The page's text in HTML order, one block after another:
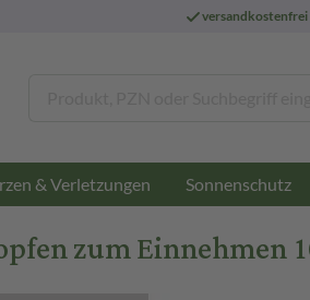
versandkostenfrei
& Verletzungen Sonnenschutz
zum